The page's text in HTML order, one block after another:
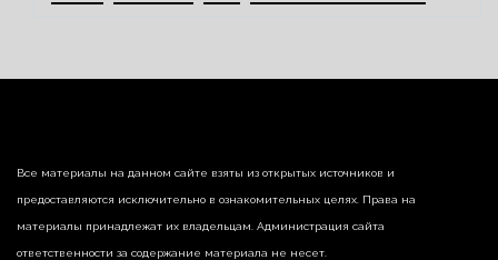
Все материалы на данном сайте взяты из открытых источников и
предоставляются исключительно в ознакомительных целях. Права на
материалы принадлежат их владельцам. Администрация сайта
ответственности за содержание материала не несет.